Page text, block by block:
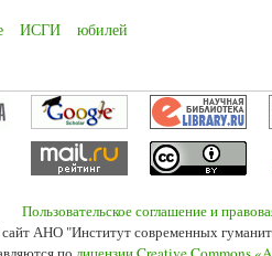
ИСГИ юбилей
Пользовательское соглашение и
АНО "Институт современных